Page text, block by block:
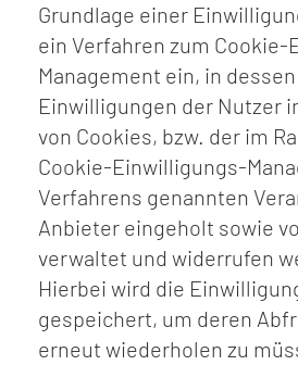
Grundlage einer
ein Verfahren zum
Management ein, in
Einwilligungen der Nutzer
von Cookies, bzw. der im
Cookie-Einwilligungs-
Verfahrens genannten
Anbieter eingeholt sowie
verwaltet und widerrufen
Hierbei wird die
gespeichert, um deren
erneut wiederholen zu